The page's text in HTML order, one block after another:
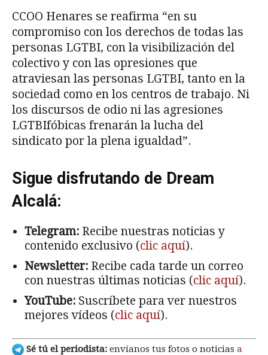
CCOO Henares se reafirma “en su
compromiso con los derechos de todas las
personas LGTBI, con la visibilización del
colectivo y con las opresiones que
atraviesan las personas LGTBI, tanto en la
sociedad como en los centros de trabajo. Ni
los discursos de odio ni las agresiones
LGTBIfóbicas frenarán la lucha del
sindicato por la plena igualdad”.
Sigue disfrutando de Dream
Alcalá:
Telegram: Recibe nuestras noticias y
contenido exclusivo (clic aquí).
Newsletter: Recibe cada tarde un correo
con nuestras últimas noticias (clic aquí).
YouTube: Suscríbete para ver nuestros
mejores vídeos (clic aquí).
Sé tú el periodista: envíanos tus fotos o noticias a